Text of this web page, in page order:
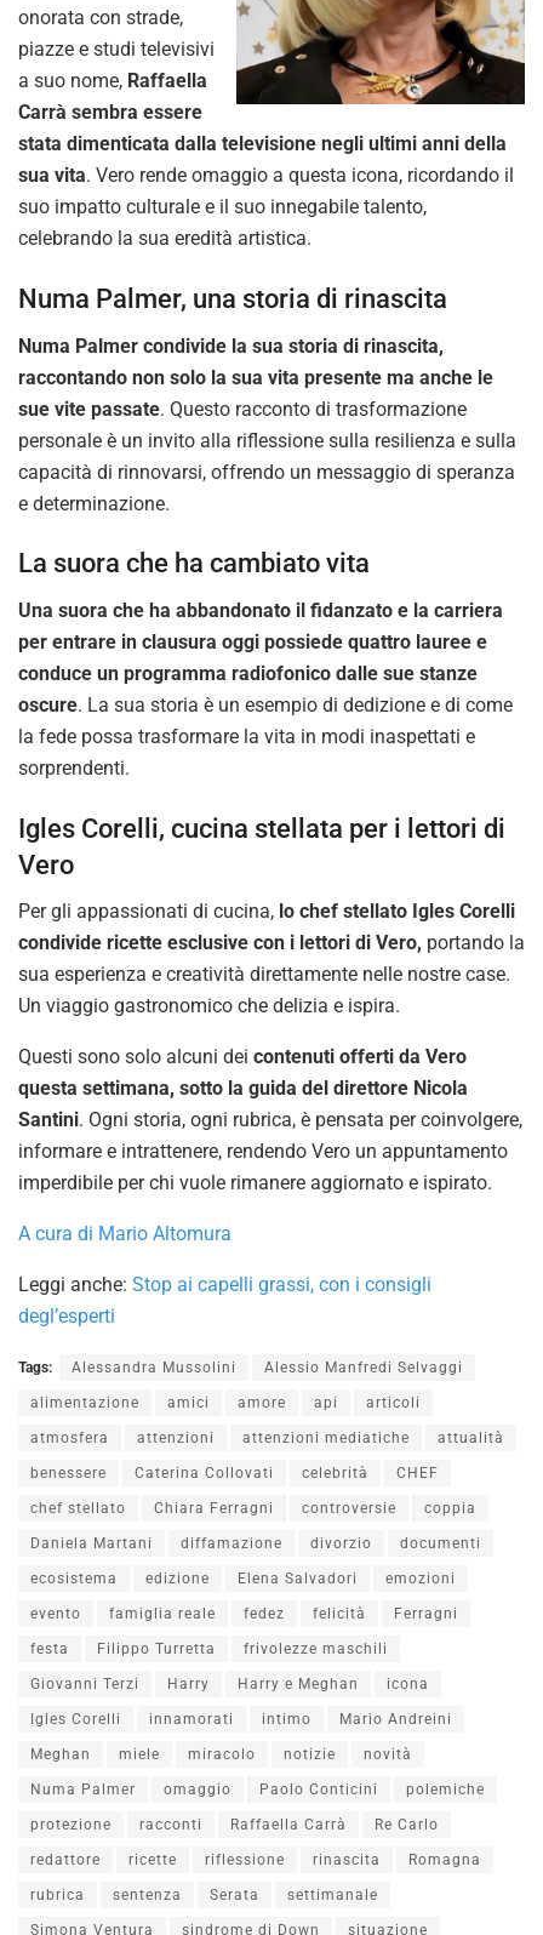
onorata con strade,
piazze e studi televisivi
a suo nome, Raffaella
Carrà sembra essere
stata dimenticata dalla televisione negli ultimi anni della
sua vita. Vero rende omaggio a questa icona, ricordando il
suo impatto culturale e il suo innegabile talento,
celebrando la sua eredità artistica.
Numa Palmer, una storia di rinascita
Numa Palmer condivide la sua storia di rinascita,
raccontando non solo la sua vita presente ma anche le
sue vite passate. Questo racconto di trasformazione
personale è un invito alla riflessione sulla resilienza e sulla
capacità di rinnovarsi, offrendo un messaggio di speranza
e determinazione.
La suora che ha cambiato vita
Una suora che ha abbandonato il fidanzato e la carriera
per entrare in clausura oggi possiede quattro lauree e
conduce un programma radiofonico dalle sue stanze
oscure. La sua storia è un esempio di dedizione e di come
la fede possa trasformare la vita in modi inaspettati e
sorprendenti.
Igles Corelli, cucina stellata per i lettori di
Vero
Per gli appassionati di cucina, lo chef stellato Igles Corelli
condivide ricette esclusive con i lettori di Vero, portando la
sua esperienza e creatività direttamente nelle nostre case.
Un viaggio gastronomico che delizia e ispira.
Questi sono solo alcuni dei contenuti offerti da Vero
questa settimana, sotto la guida del direttore Nicola
Santini. Ogni storia, ogni rubrica, è pensata per coinvolgere,
informare e intrattenere, rendendo Vero un appuntamento
imperdibile per chi vuole rimanere aggiornato e ispirato.
A cura di Mario Altomura
Leggi anche: Stop ai capelli grassi, con i consigli
degl’esperti
Tags: Alessandra Mussolini Alessio Manfredi Selvaggi
alimentazione amici amore api articoli
atmosfera attenzioni attenzioni mediatiche attualità
benessere Caterina Collovati celebrità CHEF
chef stellato Chiara Ferragni controversie coppia
Daniela Martani diffamazione divorzio documenti
ecosistema edizione Elena Salvadori emozioni
evento famiglia reale fedez felicità Ferragni
festa Filippo Turretta frivolezze maschili
Giovanni Terzi Harry Harry e Meghan icona
Igles Corelli innamorati intimo Mario Andreini
Meghan miele miracolo notizie novità
Numa Palmer omaggio Paolo Conticini polemiche
protezione racconti Raffaella Carrà Re Carlo
redattore ricette riflessione rinascita Romagna
rubrica sentenza Serata settimanale
Simona Ventura sindrome di Down situazione